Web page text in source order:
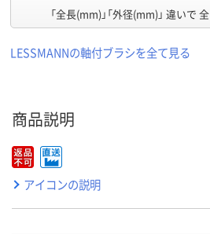
「全長(mm)」「外径(mm)」 違いで 全
LESSMANNの軸付ブラシを全て見る
商品説明
アイコンの説明